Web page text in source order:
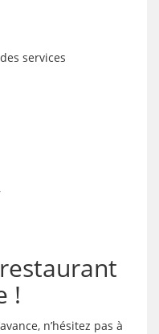
services
!
n’hésitez pas à